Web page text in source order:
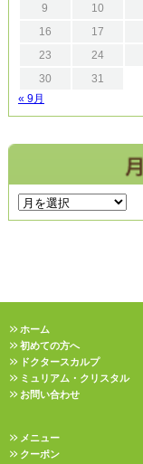
9
10
16
17
23
24
30
31
« 9月
ホーム
初めての方へ
ドクタースカルプ
ミュリアム・クリスタル
お問い合わせ
メニュー
クーポン